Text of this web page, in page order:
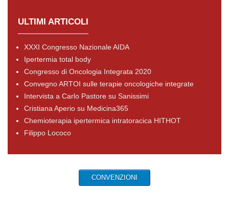
ULTIMI ARTICOLI
XXXI Congresso Nazionale AIDA
Ipertermia total body
Congresso di Oncologia Integrata 2020
Convegno ARTOI sulle terapie oncologiche integrate
Intervista a Carlo Pastore su Sanissimi
Cristiana Aperio su Medicina365
Chemioterapia ipertermica intratoracica HITHOT
Filippo Lococo
CONVENZIONI